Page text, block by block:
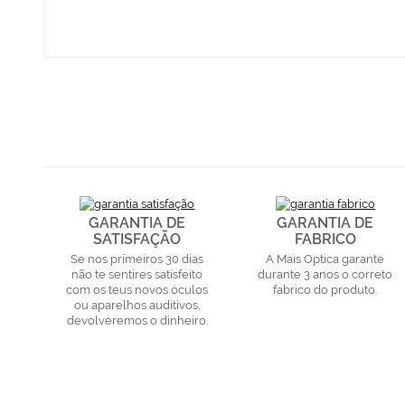
GARANTIA DE
SATISFAÇÃO
Se nos primeiros 30 dias
não te sentires satisfeito
com os teus novos óculos
ou aparelhos auditivos,
devolveremos o dinheiro.
GARANTIA DE
FABRICO
A Mais Optica garante
durante 3 anos o correto
fabrico do produto.